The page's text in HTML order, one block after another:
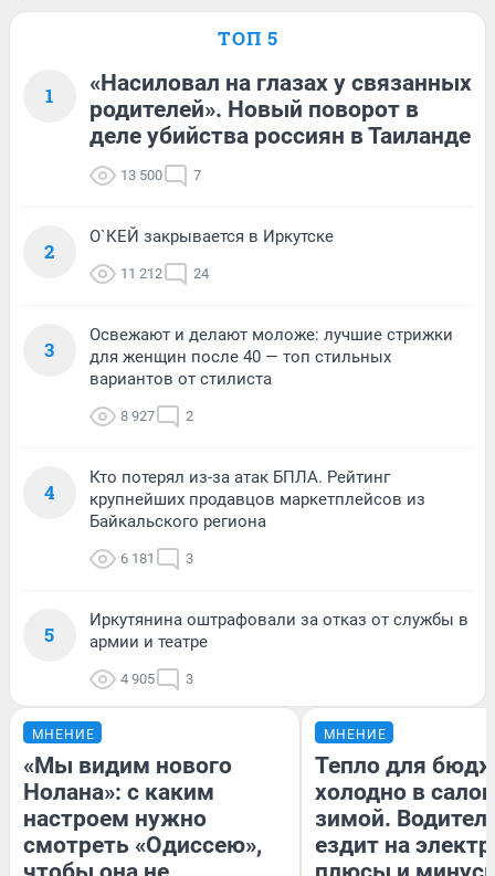
ТОП 5
1
«Насиловал на глазах у связанных
родителей». Новый поворот в
деле убийства россиян в Таиланде
13 500 7
2
О`КЕЙ закрывается в Иркутске
11 212 24
3
Освежают и делают моложе: лучшие стрижки
для женщин после 40 — топ стильных
вариантов от стилиста
8 927 2
4
Кто потерял из-за атак БПЛА. Рейтинг
крупнейших продавцов маркетплейсов из
Байкальского региона
6 181 3
5
Иркутянина оштрафовали за отказ от службы в
армии и театре
4 905 3
МНЕНИЕ
«Мы видим нового
Нолана»: с каким
настроем нужно
смотреть «Одиссею»,
МНЕНИЕ
Тепло для
холодно в
зимой.
ездит на